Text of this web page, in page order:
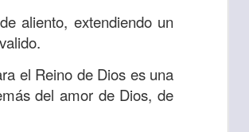
aliento, extendiendo un
el Reino de Dios es una
del amor de Dios, de
importantes en tu
Dios y de amar como
y nos das propósito;
que es sin fingimiento,